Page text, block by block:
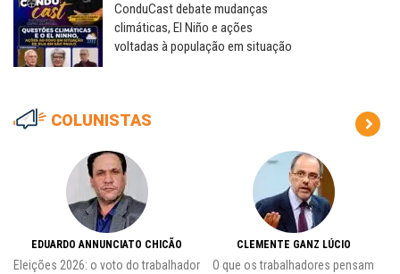
ConduCast debate mudanças
climáticas, El Niño e ações
voltadas à população em situação
COLUNISTAS
EDUARDO ANNUNCIATO CHICÃO
Eleições 2026: o voto do trabalhador
CLEMENTE GANZ LÚCIO
O que os trabalhadores pensam